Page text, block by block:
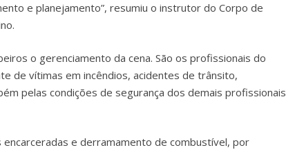
e planejamento”, resumiu o instrutor do Corpo de
o gerenciamento da cena. São os profissionais do
de vítimas em incêndios, acidentes de trânsito,
pelas condições de segurança dos demais profissionais
e derramamento de combustível, por